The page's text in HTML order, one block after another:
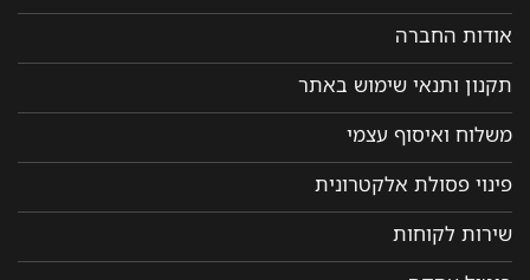
אודות החברה
תקנון ותנאי שימוש באתר
משלוח ואיסוף עצמי
פינוי פסולת אלקטרונית
שירות לקוחות